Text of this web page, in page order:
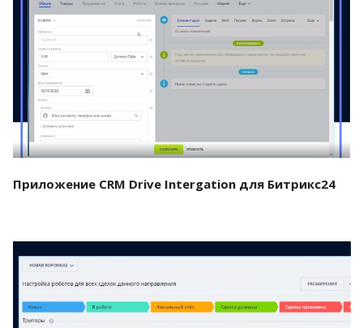
Смотреть проект
Приложение CRM Drive Intergation для Битрикс24